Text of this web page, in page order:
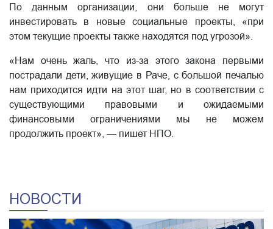
По данным организации, они больше не могут
инвестировать в новые социальные проекты, «при
этом текущие проекты также находятся под угрозой».
«Нам очень жаль, что из-за этого закона первыми
пострадали дети, живущие в Раче, с большой печалью
нам приходится идти на этот шаг, но в соответствии с
существующими правовыми и ожидаемыми
финансовыми ограничениями мы не можем
продолжить проект», — пишет НПО.
НОВОСТИ